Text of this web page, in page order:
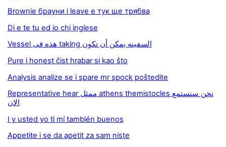
Brownie брауни i leave е тук ще трябва
Di e te tu ed io chi inglese
Vessel هذه فى taking السفينه يمكن أن تكون
Pure i honest čist hrabar si kao što
Analysis analize se i spare mr spock poštedite
Representative hear ممثل athens themistocles نحن سنستمع
الان
I y usted yo ti mí también buenos
Appetite i se da apetit za sam niste